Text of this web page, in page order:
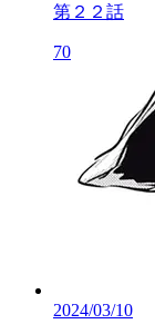
第２２話
70
2024/03/10